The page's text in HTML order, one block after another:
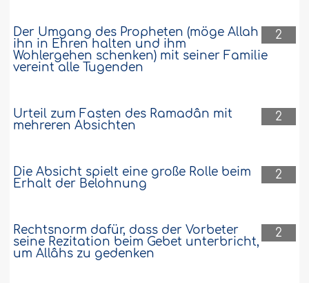
2
Der Umgang des Propheten (möge Allah
ihn in Ehren halten und ihm
Wohlergehen schenken) mit seiner Familie
vereint alle Tugenden
2
Urteil zum Fasten des Ramadân mit
mehreren Absichten
2
Die Absicht spielt eine große Rolle beim
Erhalt der Belohnung
2
Rechtsnorm dafür, dass der Vorbeter
seine Rezitation beim Gebet unterbricht,
um Allâhs zu gedenken